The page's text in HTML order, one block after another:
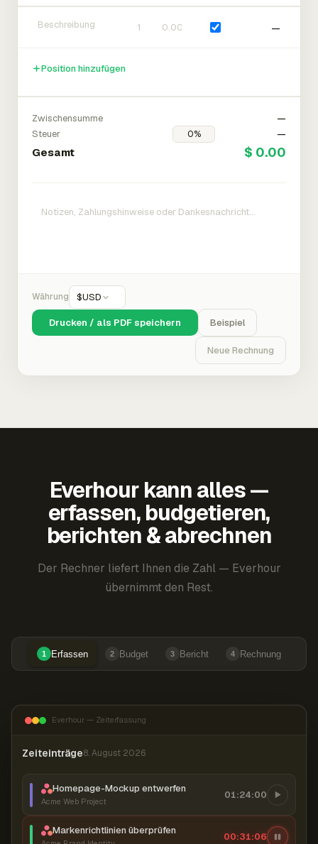
—
Position hinzufügen
Zwischensumme
—
Steuer
—
Gesamt $ 0.00
Währung $USD
Drucken / als PDF speichern Beispiel
Neue Rechnung
Everhour kann alles —
erfassen, budgetieren,
berichten & abrechnen
Der Rechner liefert Ihnen die Zahl — Everhour
übernimmt den Rest.
1 Erfassen 2 Budget 3 Bericht 4 Rechnung
Everhour — Zeiterfassung
Zeiteinträge8. August 2026
Homepage-Mockup entwerfen
Acme Web Project
01:24:00
Markenrichtlinien überprüfen 00:31:07